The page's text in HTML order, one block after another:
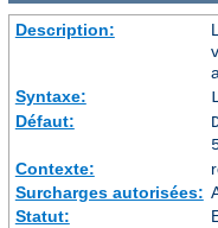
Description:
Syntaxe:
Défaut:
Contexte:
Surcharges autorisées:
Statut: